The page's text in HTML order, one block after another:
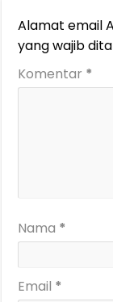
Alamat email
yang wajib
Komentar *
Nama *
Email *